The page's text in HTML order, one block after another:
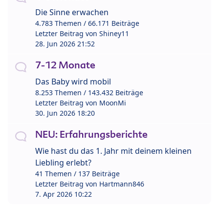
Die Sinne erwachen
4.783 Themen / 66.171 Beiträge
Letzter Beitrag von Shiney11
28. Jun 2026 21:52
7-12 Monate
Das Baby wird mobil
8.253 Themen / 143.432 Beiträge
Letzter Beitrag von MoonMi
30. Jun 2026 18:20
NEU: Erfahrungsberichte
Wie hast du das 1. Jahr mit deinem kleinen
Liebling erlebt?
41 Themen / 137 Beiträge
Letzter Beitrag von Hartmann846
7. Apr 2026 10:22